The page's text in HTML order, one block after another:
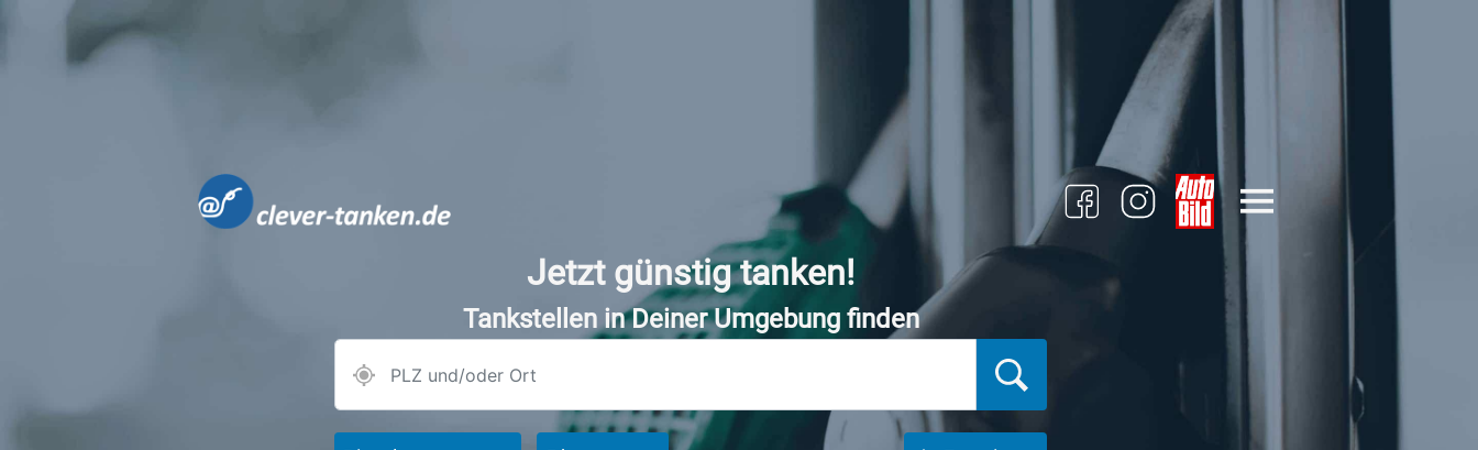
Jetzt günstig tanken!
Tankstellen in Deiner Umgebung finden